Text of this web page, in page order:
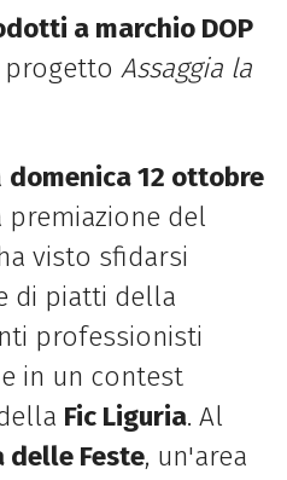
a marchio DOP
Assaggia la
domenica 12 ottobre
del
visto sfidarsi
di piatti della
professionisti
in un contest
Fic Liguria. Al
delle Feste, un'area